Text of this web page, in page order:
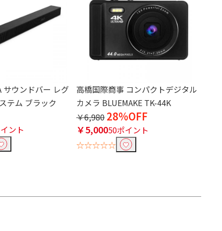
サウンドバー レグ
テム ブラック
ント
高橋国際商事 コンパクトデジタル
カメラ BLUEMAKE TK-44K
￥6,980 28%OFF
￥5,00050ポイント
☆☆☆☆☆